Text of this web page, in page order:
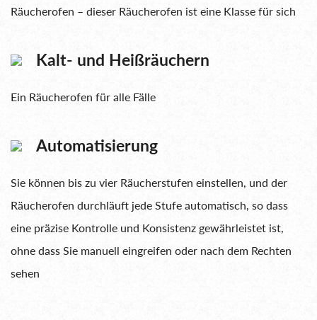
Räucherofen – dieser Räucherofen ist eine Klasse für sich
Kalt- und Heißräuchern
Ein Räucherofen für alle Fälle
Automatisierung
Sie können bis zu vier Räucherstufen einstellen, und der
Räucherofen durchläuft jede Stufe automatisch, so dass
eine präzise Kontrolle und Konsistenz gewährleistet ist,
ohne dass Sie manuell eingreifen oder nach dem Rechten
sehen